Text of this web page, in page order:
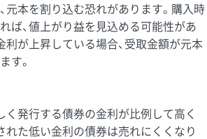
元本を割り込む恐れがあります。購入時
ば、値上がり益を見込める可能性があ
利が上昇している場合、受取金額が元本
す。
く発行する債券の金利が比例して高く
れた低い金利の債券は売れにくくなり